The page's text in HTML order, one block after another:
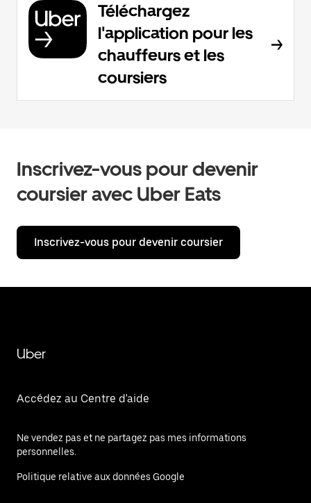
Téléchargez
l'application pour les
chauffeurs et les
coursiers
Inscrivez-vous pour devenir
coursier avec Uber Eats
Inscrivez-vous pour devenir coursier
Uber
Accédez au Centre d'aide
Ne vendez pas et ne partagez pas mes informations
personnelles.
Politique relative aux données Google